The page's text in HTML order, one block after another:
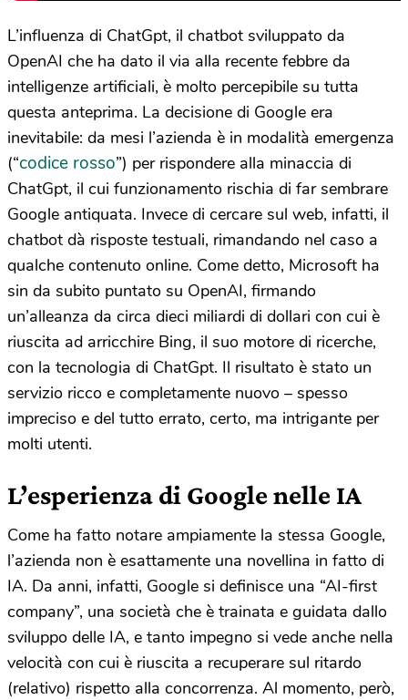
L’influenza di ChatGpt, il chatbot sviluppato da
OpenAI che ha dato il via alla recente febbre da
intelligenze artificiali, è molto percepibile su tutta
questa anteprima. La decisione di Google era
inevitabile: da mesi l’azienda è in modalità emergenza
(“codice rosso”) per rispondere alla minaccia di
ChatGpt, il cui funzionamento rischia di far sembrare
Google antiquata. Invece di cercare sul web, infatti, il
chatbot dà risposte testuali, rimandando nel caso a
qualche contenuto online. Come detto, Microsoft ha
sin da subito puntato su OpenAI, firmando
un’alleanza da circa dieci miliardi di dollari con cui è
riuscita ad arricchire Bing, il suo motore di ricerche,
con la tecnologia di ChatGpt. Il risultato è stato un
servizio ricco e completamente nuovo – spesso
impreciso e del tutto errato, certo, ma intrigante per
molti utenti.
L’esperienza di Google nelle IA
Come ha fatto notare ampiamente la stessa Google,
l’azienda non è esattamente una novellina in fatto di
IA. Da anni, infatti, Google si definisce una “AI-first
company”, una società che è trainata e guidata dallo
sviluppo delle IA, e tanto impegno si vede anche nella
velocità con cui è riuscita a recuperare sul ritardo
(relativo) rispetto alla concorrenza. Al momento, però,